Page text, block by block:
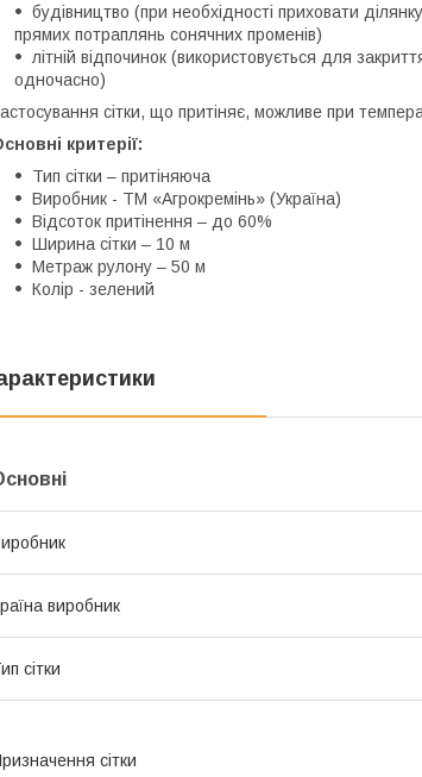
будівництво (при необхідності приховати
прямих потраплянь сонячних променів)
літній відпочинок (використовується для
одночасно)
сітки, що притіняє, можливе при
критерії:
Тип сітки – притіняюча
Виробник - ТМ «Агрокремінь» (Україна)
Відсоток притінення – до 60%
Ширина сітки – 10 м
Метраж рулону – 50 м
Колір - зелений
виробник
сітки
сітки